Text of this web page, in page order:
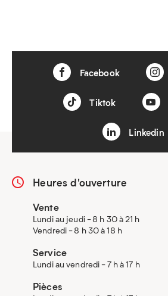
Facebook
Tiktok
Linkedin
Heures d'ouverture
Vente
Lundi au jeudi - 8 h 30 à 21 h
Vendredi - 8 h 30 à 18 h
Service
Lundi au vendredi - 7 h à 17 h
Pièces